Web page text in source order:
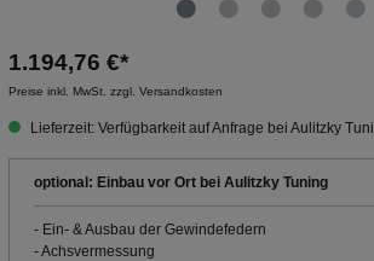
1.194,76 €*
Preise inkl. MwSt. zzgl. Versandkosten
Lieferzeit: Verfügbarkeit auf Anfrage bei Aulitzky
optional: Einbau vor Ort bei Aulitzky Tuning
- Ein- & Ausbau der Gewindefedern
- Achsvermessung